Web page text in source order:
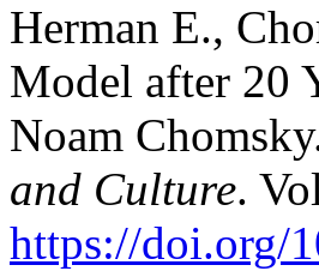
Herman E.,
Model after 20
Noam
and Culture.
https://doi.org/